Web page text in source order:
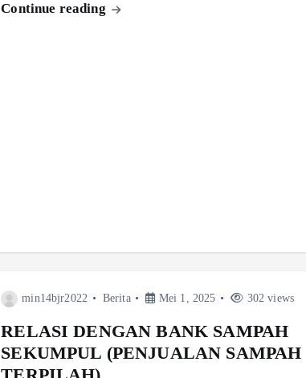
Continue reading
min14bjr2022 Berita Mei 1, 2025 302 views
RELASI DENGAN BANK SAMPAH
SEKUMPUL (PENJUALAN SAMPAH